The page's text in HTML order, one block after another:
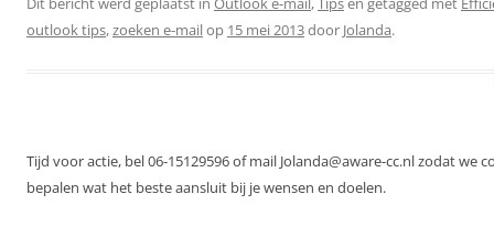
outlook tips,zoeken e-mailop 15 mei 2013door Jolanda.
Tijd voor actie, bel 06-15129596 of mail Jolanda@aware-cc.nl zodat we
bepalen wat het beste aansluit bij je wensen en doelen.